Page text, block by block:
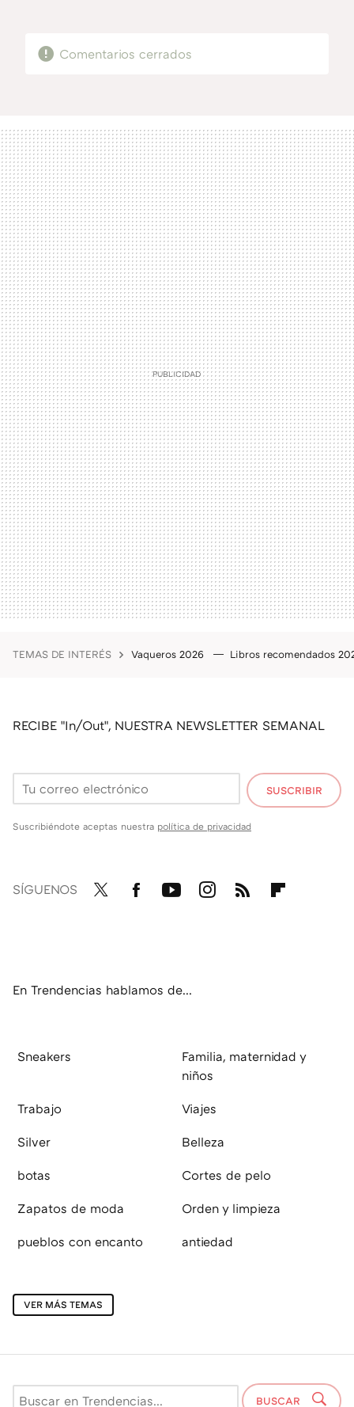
Comentarios cerrados
TEMAS DE INTERÉS Vaqueros 2026 Libros recomendados
RECIBE "In/Out", NUESTRA NEWSLETTER SEMANAL
SUSCRIBIR
Suscribiéndote aceptas nuestra política de privacidad
SÍGUENOS
En Trendencias hablamos de...
Sneakers
Familia, maternidad y
niños
Trabajo Viajes
Silver Belleza
botas Cortes de pelo
Zapatos de moda Orden y limpieza
pueblos con encanto antiedad
VER MÁS TEMAS
BUSCAR